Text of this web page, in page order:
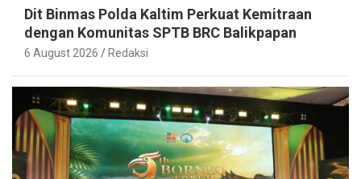
Dit Binmas Polda Kaltim Perkuat Kemitraan
dengan Komunitas SPTB BRC Balikpapan
6 August 2026 Redaksi